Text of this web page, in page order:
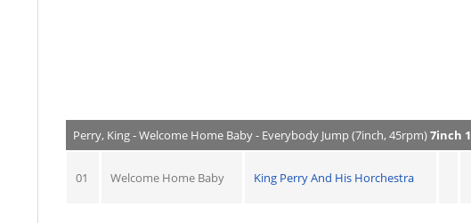
Perry, King - Welcome Home Baby - Everybody Jump (7inch, 45rpm)7inch 1
01 Welcome Home Baby King Perry And His Horchestra